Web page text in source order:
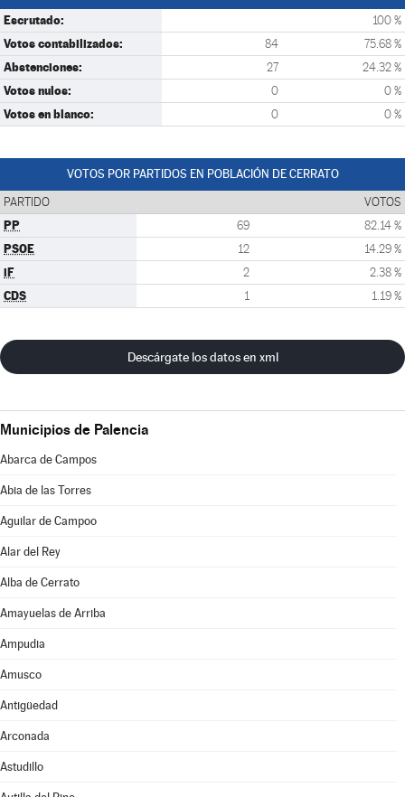
Escrutado: 100 %
Votos contabilizados: 84 75.68 %
Abstenciones: 27 24.32 %
Votos nulos: 0 0 %
Votos en blanco: 0 0 %
VOTOS POR PARTIDOS EN POBLACIÓN DE CERRATO
PARTIDO VOTOS
PP 69 82.14 %
PSOE 12 14.29 %
iF 2 2.38 %
CDS 1 1.19 %
Descárgate los datos en xml
Municipios de Palencia
Abarca de Campos
Abia de las Torres
Aguilar de Campoo
Alar del Rey
Alba de Cerrato
Amayuelas de Arriba
Ampudia
Amusco
Antigüedad
Arconada
Astudillo